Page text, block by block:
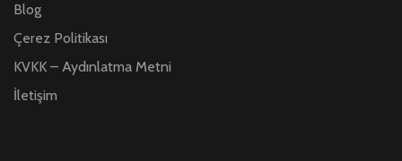
Blog
Çerez Politikası
KVKK – Aydınlatma Metni
İletişim